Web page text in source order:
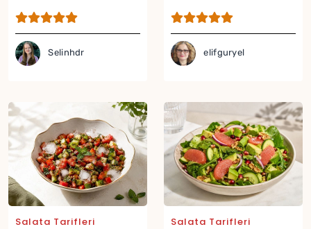
Tarifi
Selinhdr elifguryel
Salata Tarifleri
Salata Tarifleri